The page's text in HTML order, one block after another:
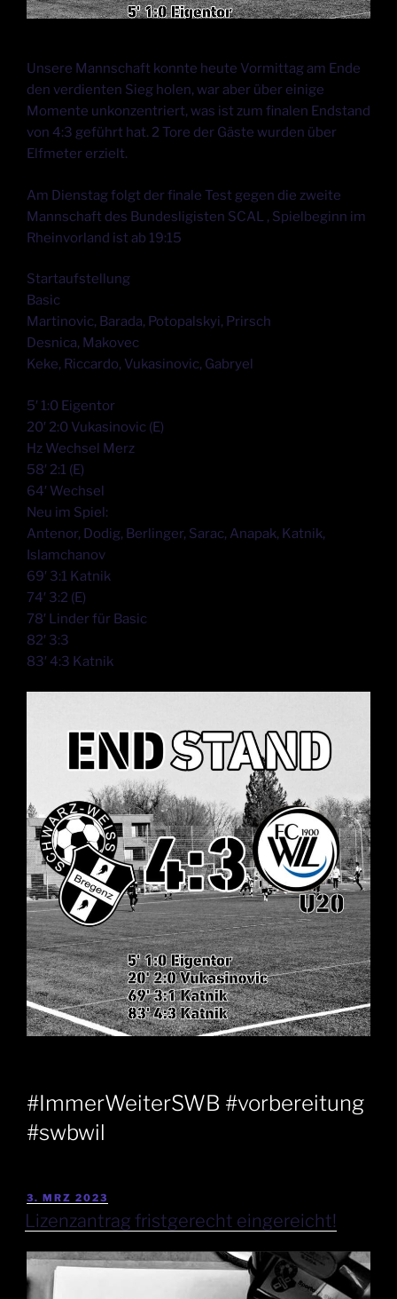
Unsere Mannschaft konnte heute Vormittag am Ende
den verdienten Sieg holen, war aber über einige
Momente unkonzentriert, was ist zum finalen Endstand
von 4:3 geführt hat. 2 Tore der Gäste wurden über
Elfmeter erzielt.
Am Dienstag folgt der finale Test gegen die zweite
Mannschaft des Bundesligisten SCAL , Spielbeginn im
Rheinvorland ist ab 19:15
Startaufstellung
Basic
Martinovic, Barada, Potopalskyi, Prirsch
Desnica, Makovec
Keke, Riccardo, Vukasinovic, Gabryel
5′ 1:0 Eigentor
20′ 2:0 Vukasinovic (E)
Hz Wechsel Merz
58′ 2:1 (E)
64′ Wechsel
Neu im Spiel:
Antenor, Dodig, Berlinger, Sarac, Anapak, Katnik,
Islamchanov
69′ 3:1 Katnik
74′ 3:2 (E)
78′ Linder für Basic
82′ 3:3
83′ 4:3 Katnik
#ImmerWeiterSWB #vorbereitung
#swbwil
3. MRZ 2023
Lizenzantrag fristgerecht eingereicht!